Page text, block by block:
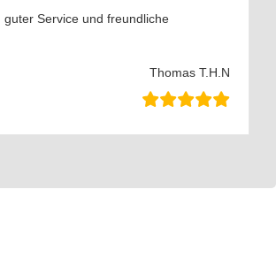
guter Service und freundliche
Thomas T.H.N